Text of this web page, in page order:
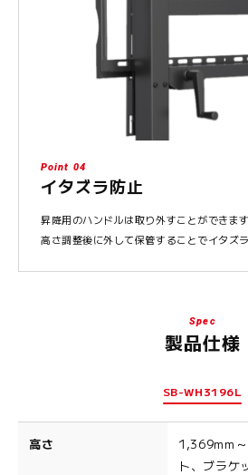
Point 04
イタズラ防止
昇降用のハンドルは取り外すことができます
高さ調整後に外して保管することでイタズ
Spec
製品仕様
SB-WH3196L
高さ
1,369mm
ト、ブラケ